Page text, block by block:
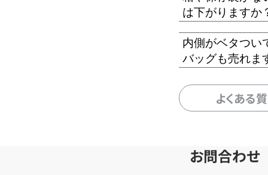
は下がりますか
内側がベタつい
バッグも売れま
よくある
お問合わせ